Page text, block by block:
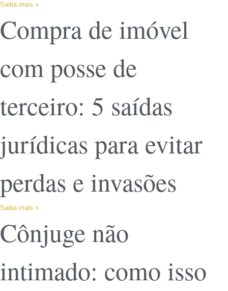
Saiba mais »
Compra de imóvel
com posse de
terceiro: 5 saídas
jurídicas para evitar
perdas e invasões
Saiba mais »
Cônjuge não
intimado: como isso